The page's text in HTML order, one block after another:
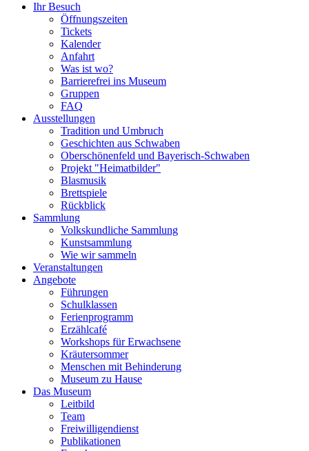
Ihr Besuch
Öffnungszeiten
Tickets
Kalender
Anfahrt
Was ist wo?
Barrierefrei ins Museum
Gruppen
FAQ
Ausstellungen
Tradition und Umbruch
Geschichten aus Schwaben
Oberschönenfeld und Bayerisch-Schwaben
Projekt "Heimatbilder"
Blasmusik
Brettspiele
Rückblick
Sammlung
Volkskundliche Sammlung
Kunstsammlung
Wie wir sammeln
Veranstaltungen
Angebote
Führungen
Schulklassen
Ferienprogramm
Erzählcafé
Workshops für Erwachsene
Kräutersommer
Menschen mit Behinderung
Museum zu Hause
Das Museum
Leitbild
Team
Freiwilligendienst
Publikationen